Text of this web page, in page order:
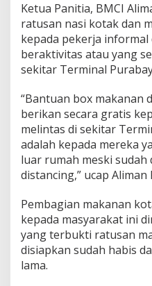
I
n
f
o
r
Ketua Panitia, BMCI
ratusan nasi kotak dan
kepada pekerja
beraktivitas atau yang
sekitar Terminal
“Bantuan box makanan
berikan secara gratis
melintas di sekitar
adalah kepada mereka
luar rumah meski
distancing,” ucap Aliman
Pembagian makanan
kepada masyarakat ini
yang terbukti ratusan
disiapkan sudah habis
lama.